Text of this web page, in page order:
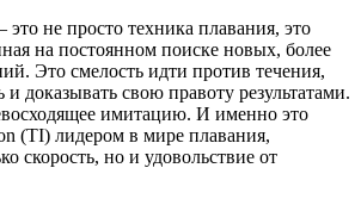
это не просто техника плавания, это
на постоянном поиске новых, более
Это смелость идти против течения,
и доказывать свою правоту результатами.
имитацию. И именно это
(TI) лидером в мире плавания,
скорость, но и удовольствие от